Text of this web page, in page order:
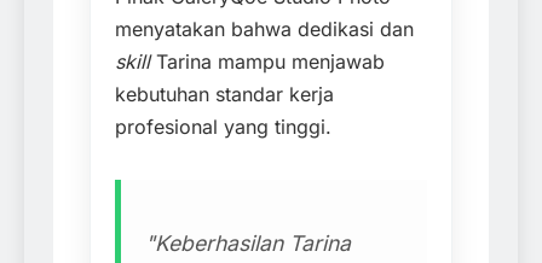
menyatakan bahwa dedikasi dan
skillTarina mampu menjawab
kebutuhan standar kerja
profesional yang tinggi.
"Keberhasilan Tarina